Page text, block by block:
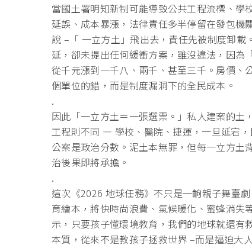
當國土署明知新制可能導致公共工程流標、 學
延誤、成本暴漲，法律責任多半停留在發包機
說 –「 一立方土」飛出去，責任先被制度卸載
延， 卻未提出任何緩衝方案，雖沒違法，因為
從千元漲到一千八、兩千、甚至三千。房價、
個單位的錯，而是制度漏洞下的全民成本。
.
因此「一立方土＝一張選票。」私人建案的土
工程則不同 — 學校、醫院、捷運，一旦延宕
公案是政治分數。泥土本無罪，但每一立方土
治後果即將承擔。
.
這次《2026 地球任務》不只是一齣親子舞臺
育繪本，將快時尚浪費、氣候暖化、 蜜蜂消失
示，只要孩子懂環境教育，我們的地球就還有
本質， 從來不是教孩子拯救世界 –而是逼迫大